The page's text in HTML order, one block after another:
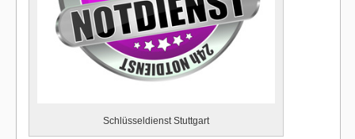
Schlüsseldienst Stuttgart